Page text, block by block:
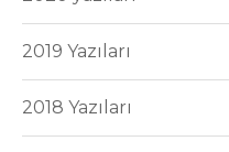
2019 Yazıları
2018 Yazıları